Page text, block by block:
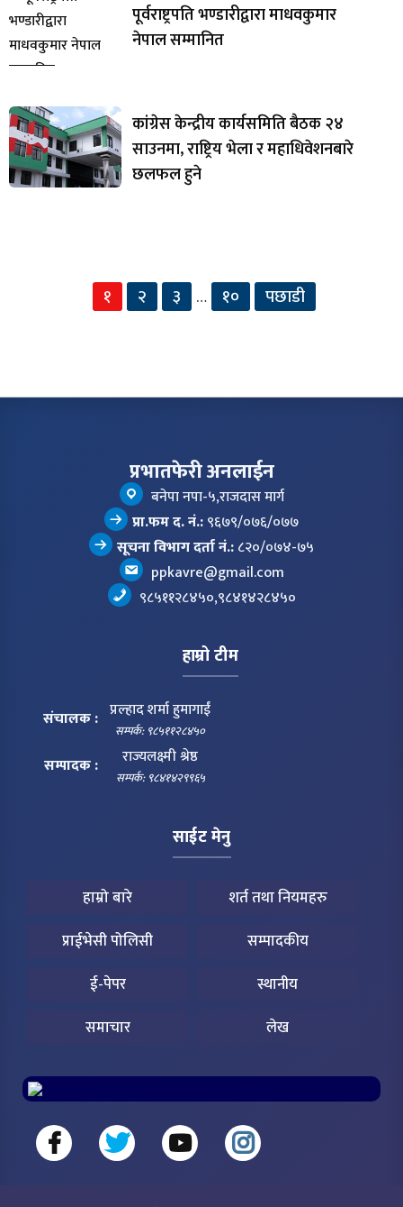
पूर्वराष्ट्रपति भण्डारीद्वारा माधवकुमार
नेपाल सम्मानित
कांग्रेस केन्द्रीय कार्यसमिति बैठक २४
साउनमा, राष्ट्रिय भेला र महाधिवेशनबारे
छलफल हुने
१ २ ३ … १० पछाडी
प्रभातफेरी अनलाईन
बनेपा नपा-५,राजदास मार्ग
प्रा.फम द. नं.:९६७९/०७६/०७७
सूचना विभाग दर्ता नं.:८२०/०७४-७५
ppkavre@gmail.com
९८५११२८४५०,९८४१४२८४५०
हाम्रो टीम
संचालक : प्रल्हाद शर्मा हुमागाईं
सम्पर्क: ९८५११२८४५०
सम्पादक : राज्यलक्ष्मी श्रेष्ठ
सम्पर्क: ९८४१४२९९६५
साईट मेनु
हाम्रो बारे
शर्त तथा नियमहरु
प्राईभेसी पोलिसी
सम्पादकीय
ई-पेपर
स्थानीय
समाचार
लेख